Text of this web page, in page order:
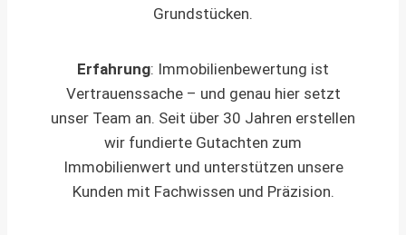
Grundstücken.
Erfahrung: Immobilienbewertung ist
Vertrauenssache – und genau hier setzt
unser Team an. Seit über 30 Jahren erstellen
wir fundierte Gutachten zum
Immobilienwert und unterstützen unsere
Kunden mit Fachwissen und Präzision.